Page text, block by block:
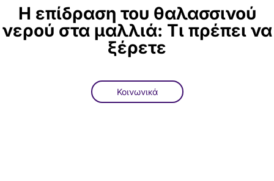
Η επίδραση του θαλασσινού
νερού στα μαλλιά: Τι πρέπει να
ξέρετε
Κοινωνικά